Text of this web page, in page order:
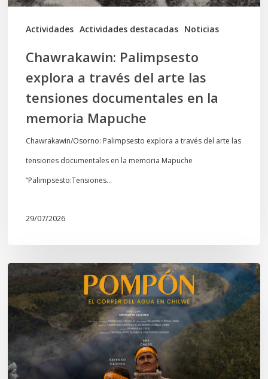
Actividades Actividades destacadas Noticias
tensiones
documentales
memoria
Mapuche
Chawrakawin: Palimpsesto
explora a través del arte las
tensiones documentales en la
memoria Mapuche
Chawrakawin/Osorno: Palimpsesto explora a través del arte las
tensiones documentales en la memoria Mapuche
“Palimpsesto:Tensiones…
29/07/2026
Estreno
documental
en
Temuco:
“Pompón,
el